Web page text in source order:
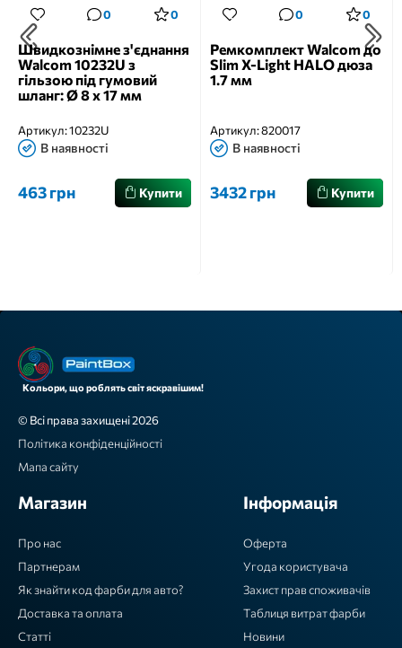
0 0
Швидкознімне з'єднання
Walcom 10232U з
гільзою під гумовий
шланг: Ø 8 х 17 мм
Артикул:10232U
В наявності
463 грн Купити
0 0
Ремкомплект Walcom до
Slim X-Light HALO дюза
1.7 мм
Артикул:820017
В наявності
3432 грн Купити
Кольори, що роблять світ яскравішим!
© Всі права захищені 2026
Політика конфіденційності
Мапа сайту
Магазин
Про нас
Партнерам
Як знайти код фарби для авто?
Доставка та оплата
Статті
Інформація
Оферта
Угода користувача
Захист прав споживачів
Таблиця витрат фарби
Новини